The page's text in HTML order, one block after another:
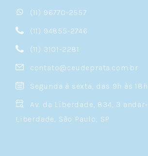
(11) 96770-2557
(11) 94855-2746
(11) 3101-2281
contato@ceudeprata.com.br
Segunda à sexta, das 9h às 18h
Av. da Liberdade, 834, 3 andar-
Liberdade, São Paulo, SP